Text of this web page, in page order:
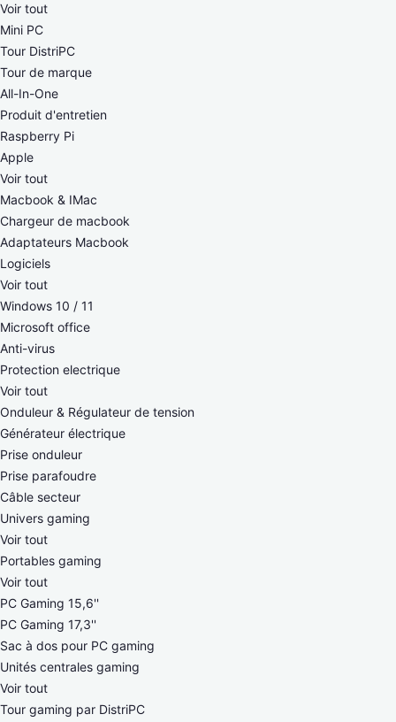
Voir tout
Mini PC
Tour DistriPC
Tour de marque
All-In-One
Produit d'entretien
Raspberry Pi
Apple
Voir tout
Macbook & IMac
Chargeur de macbook
Adaptateurs Macbook
Logiciels
Voir tout
Windows 10 / 11
Microsoft office
Anti-virus
Protection electrique
Voir tout
Onduleur & Régulateur de tension
Générateur électrique
Prise onduleur
Prise parafoudre
Câble secteur
Univers gaming
Voir tout
Portables gaming
Voir tout
PC Gaming 15,6''
PC Gaming 17,3''
Sac à dos pour PC gaming
Unités centrales gaming
Voir tout
Tour gaming par DistriPC